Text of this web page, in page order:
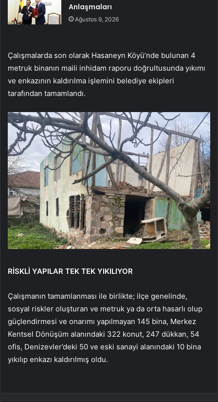
Anlaşmaları
Ağustos 9, 2026
Çalışmalarda son olarak Hasaneyn Köyü’nde bulunan 4
metruk binanın maili inhidam raporu doğrultusunda yıkımı
ve enkazının kaldırılma işlemini belediye ekipleri
tarafından tamamlandı.
RİSKLİ YAPILAR TEK TEK YIKILIYOR
Çalışmanın tamamlanması ile birlikte; ilçe genelinde,
sosyal riskler oluşturan ve metruk ya da orta hasarlı olup
güçlendirmesi ve onarımı yapılmayan 145 bina, Merkez
Kentsel Dönüşüm alanındaki 322 konut, 247 dükkan, 54
ofis, Denizevler’deki 50 ve eski sanayi alanındaki 10 bina
yıkılıp enkazı kaldırılmış oldu.